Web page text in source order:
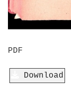
PDF
Download